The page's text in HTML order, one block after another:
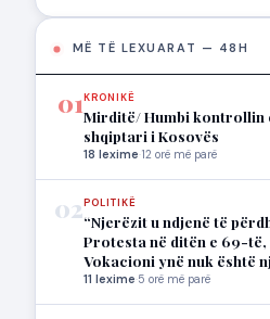
MË TË LEXUARAT — 48H
01KRONIKË
Mirditë/ Humbi
shqiptari i Kosovës
18 lexime·12 orë më parë
02POLITIKË
“Njerëzit u ndjenë të
Protesta në ditën e 69-të,
Vokacioni ynë nuk është
11 lexime·5 orë më parë